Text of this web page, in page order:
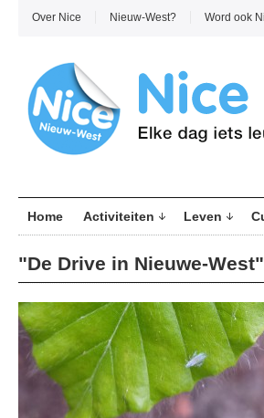
Over Nice Nieuw-West? Word ook
Home Activiteiten Leven
"De Drive in Nieuwe-